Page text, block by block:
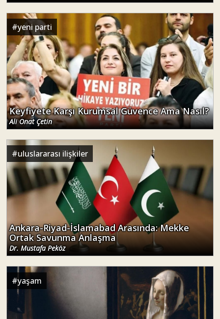
#yeni parti
Keyfiyete Karşı Kurumsal Güvence Ama Nasıl?
Ali Onat Çetin
#uluslararası ilişkiler
Ankara-Riyad-İslamabad Arasında: Mekke
Ortak Savunma Anlaşma
Dr. Mustafa Peköz
#yaşam